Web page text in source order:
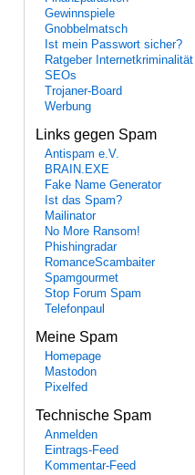
Gewinnspiele
Gnobbelmatsch
Ist mein Passwort sicher?
Ratgeber Internetkriminalität
SEOs
Trojaner-Board
Werbung
Links gegen Spam
Antispam e.V.
BRAIN.EXE
Fake Name Generator
Ist das Spam?
Mailinator
No More Ransom!
Phishingradar
RomanceScambaiter
Spamgourmet
Stop Forum Spam
Telefonpaul
Meine Spam
Homepage
Mastodon
Pixelfed
Technische Spam
Anmelden
Eintrags-Feed
Kommentar-Feed